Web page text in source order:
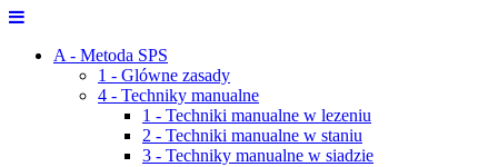
A - Metoda SPS
1 - Glówne zasady
4 - Techniky manualne
1 - Techniki manualne w lezeniu
2 - Techniki manualne w staniu
3 - Techniky manualne w siadzie